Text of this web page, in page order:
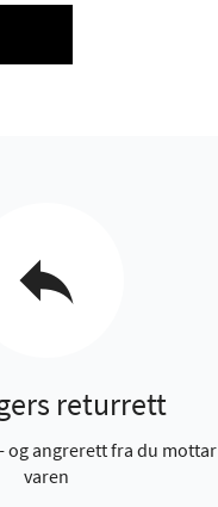
returrett
og angrerett fra du mottar
varen